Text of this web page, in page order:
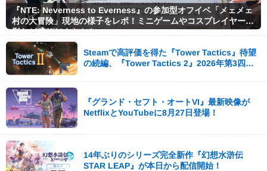
『NTE: Neverness to Everness』の参加型オフイベ「メェメェ
村の大冒険」現地の様子をレポ！ミニゲームやコスプレイヤー撮
影など盛りだくさん！
Steamで高評価を得た『Tower Tactics』待望
の続編、『Tower Tactics 2』2026年第3四半
『グランド・セフト・オートVI』最新映像が
NetflixとYouTubeに8月27日登場！
14年ぶりのシリーズ完全新作『幻想水滸伝
STAR LEAP』が本日から配信開始！